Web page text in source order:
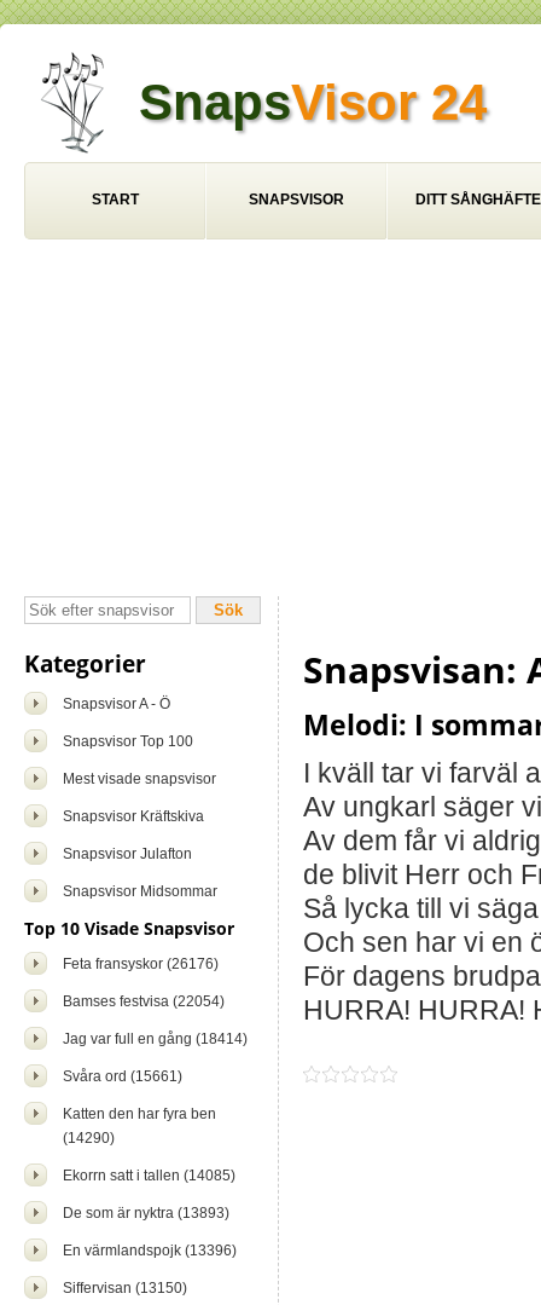
SnapsVisor 24
START SNAPSVISOR DITT SÅNGHÄFTE
Kategorier
Snapsvisor A - Ö
Snapsvisor Top 100
Mest visade snapsvisor
Snapsvisor Kräftskiva
Snapsvisor Julafton
Snapsvisor Midsommar
Top 10 Visade Snapsvisor
Feta fransyskor (26176)
Bamses festvisa (22054)
Jag var full en gång (18414)
Svåra ord (15661)
Katten den har fyra ben
(14290)
Ekorrn satt i tallen (14085)
De som är nyktra (13893)
En värmlandspojk (13396)
Siffervisan (13150)
Snapsvisan:
Melodi: I
I kväll tar vi farväl
Av ungkarl säger
Av dem får vi
de blivit Herr och
Så lycka till vi
Och sen har vi en
För dagens
HURRA! HURRA!